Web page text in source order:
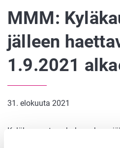
MMM:
jälleen
1.9.2021
31. elokuuta 2021
Kyläkauppatuen haku aukeaa
edistää maaseutualueiden